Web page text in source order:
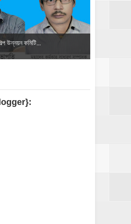
উন্নয়ন কমিটি...